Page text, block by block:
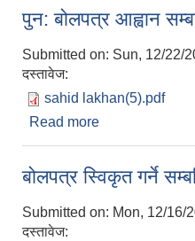
पुन: बोलपत्र आह्वान
Submitted on: Sun, 12/22/
दस्तावेज:
sahid lakhan(5).pdf
Read more
बोलपत्र स्विकृत गर्ने
Submitted on: Mon, 12/16/
दस्तावेज: